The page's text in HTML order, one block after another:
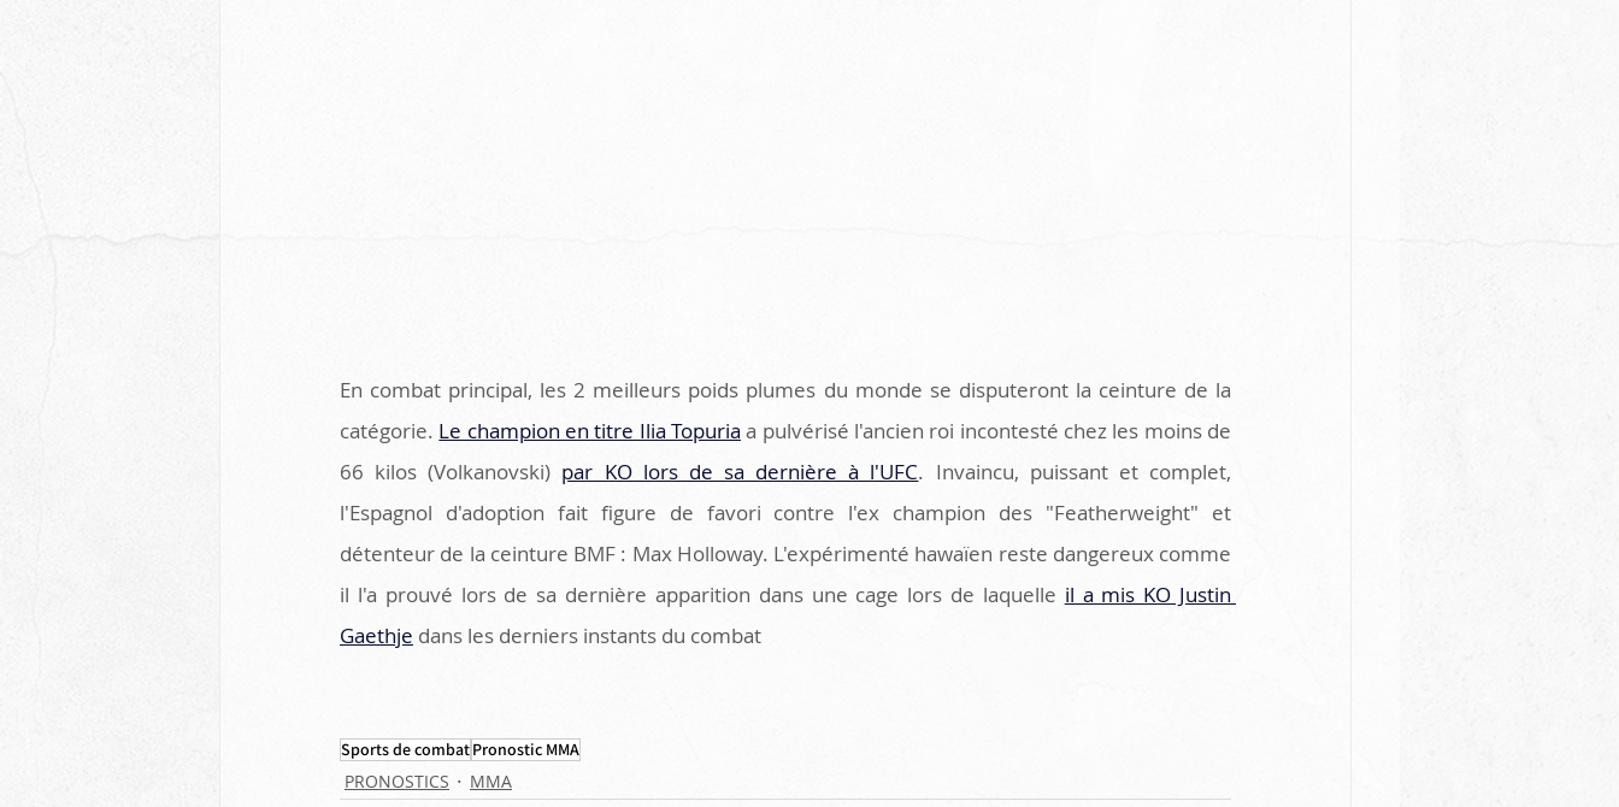
En combat principal, les 2 meilleurs poids plumes du monde se disputeront la ceinture de la
catégorie. Le champion en titre Ilia Topuria a pulvérisé l'ancien roi incontesté chez les moins de
66 kilos (Volkanovski) par KO lors de sa dernière à l'UFC. Invaincu, puissant et complet,
l'Espagnol d'adoption fait figure de favori contre l'ex champion des "Featherweight" et
détenteur de la ceinture BMF : Max Holloway. L'expérimenté hawaïen reste dangereux comme
il l'a prouvé lors de sa dernière apparition dans une cage lors de laquelle il a mis KO Justin
Gaethje dans les derniers instants du combat
Sports de combatPronostic MMA
PRONOSTICS MMA